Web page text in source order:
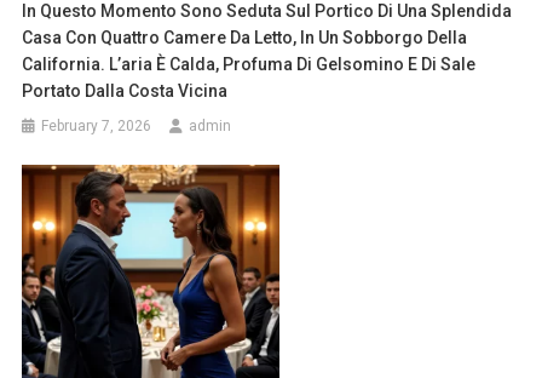
In Questo Momento Sono Seduta Sul Portico Di Una Splendida
Casa Con Quattro Camere Da Letto, In Un Sobborgo Della
California. L’aria È Calda, Profuma Di Gelsomino E Di Sale
Portato Dalla Costa Vicina
February 7, 2026 admin